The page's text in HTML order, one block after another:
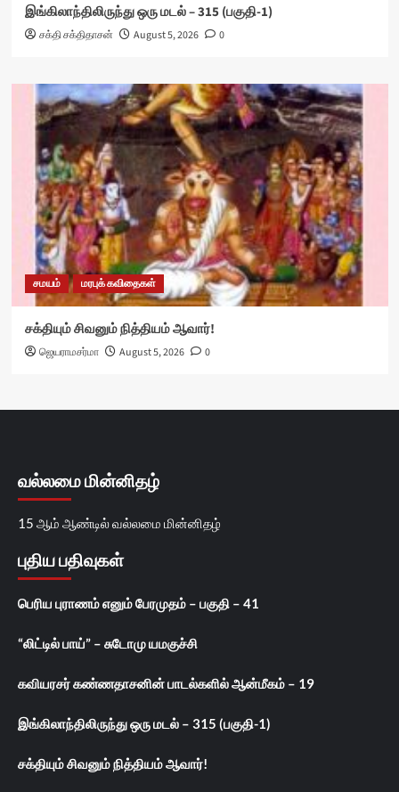
இங்கிலாந்திலிருந்து ஒரு மடல் – 315 (பகுதி-1)
சக்தி சக்திதாசன் August 5, 2026 0
சமயம் மரபுக் கவிதைகள்
சக்தியும் சிவனும் நித்தியம் ஆவார்!
ஜெயராமசர்மா August 5, 2026 0
வல்லமை மின்னிதழ்
15 ஆம் ஆண்டில் வல்லமை மின்னிதழ்
புதிய பதிவுகள்
பெரிய புராணம் எனும் பேரமுதம் – பகுதி – 41
“லிட்டில் பாய்” – சுடோமு யமகுச்சி
கவியரசர் கண்ணதாசனின் பாடல்களில் ஆன்மீகம் – 19
இங்கிலாந்திலிருந்து ஒரு மடல் – 315 (பகுதி-1)
சக்தியும் சிவனும் நித்தியம் ஆவார்!